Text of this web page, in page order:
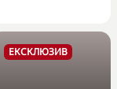
ЕКСКЛЮЗИВ